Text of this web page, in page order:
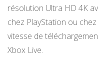
résolution Ultra HD 4K
chez PlayStation ou
vitesse de
Xbox Live.